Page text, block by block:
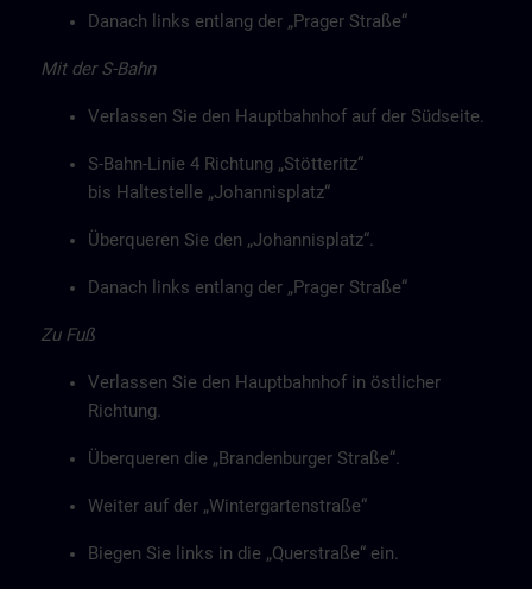
Danach links entlang der „Prager Straße“
Mit der S-Bahn
Verlassen Sie den Hauptbahnhof auf der Südseite.
S-Bahn-Linie 4 Richtung „Stötteritz“
bis Haltestelle „Johannisplatz“
Überqueren Sie den „Johannisplatz“.
Danach links entlang der „Prager Straße“
Zu Fuß
Verlassen Sie den Hauptbahnhof in östlicher
Richtung.
Überqueren die „Brandenburger Straße“.
Weiter auf der „Wintergartenstraße“
Biegen Sie links in die „Querstraße“ ein.